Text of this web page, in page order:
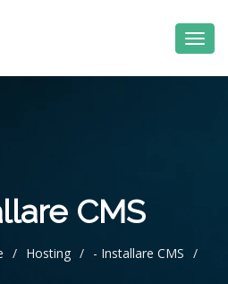
CMS
/ Hosting / - Installare CMS /